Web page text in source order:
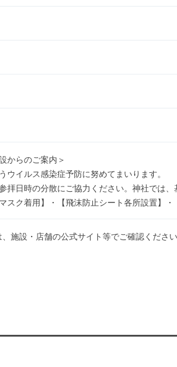
からのご案内＞
イルス感染症予防に努めてまいります。
拝日時の分散にご協力ください。神社では
ク着用】・【飛沫防止シート各所設置】・
施設・店舗の公式サイト等でご確認ください